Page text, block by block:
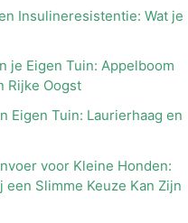
Insulineresistentie: Wat je
je Eigen Tuin: Appelboom
Rijke Oogst
Eigen Tuin: Laurierhaag en
voor Kleine Honden:
een Slimme Keuze Kan Zijn